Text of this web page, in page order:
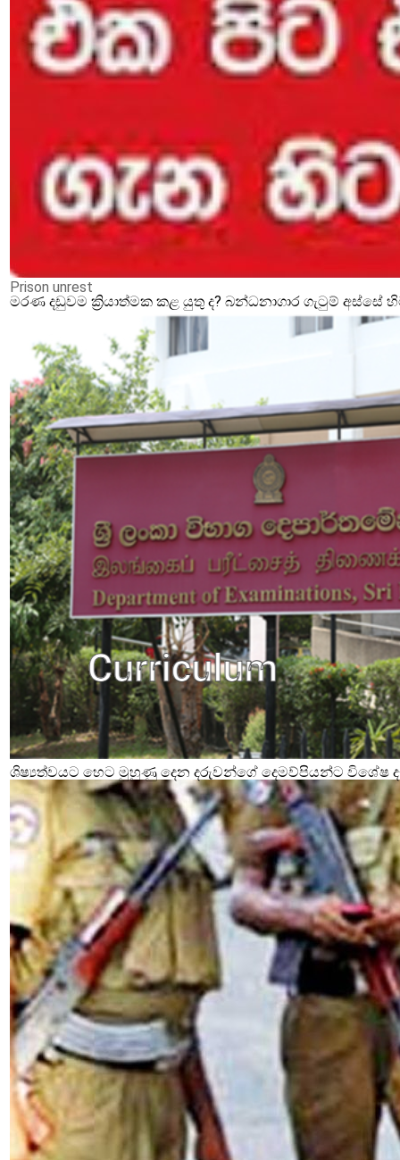
Prison unrest
මරණ දඩුවම ක්‍රියාත්මක කළ යුතු ද? බන්ධනාගාර ගැටුම්
ශිෂ්‍යත්වයට හෙට මුහුණු දෙන දරුවන්ගේ දෙමව්පියන්ට විශේෂ